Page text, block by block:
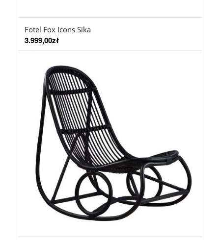
Fotel Fox Icons Sika
3.999,00zł